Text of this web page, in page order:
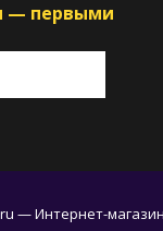
— первыми
— Интернет-